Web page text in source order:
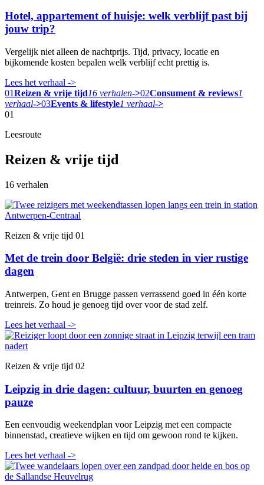
Hotel, appartement of huisje: welk verblijf past bij
jouw trip?
Vergelijk niet alleen de nachtprijs. Tijd, privacy, locatie en
bijkomende kosten bepalen welk verblijf echt prettig is.
Lees het verhaal ->
01Reizen & vrije tijd16 verhalen->02Consument & reviews1
verhaal->03Events & lifestyle1 verhaal->
01
Leesroute
Reizen & vrije tijd
16 verhalen
Reizen & vrije tijd 01
Met de trein door België: drie steden in vier rustige
dagen
Antwerpen, Gent en Brugge passen verrassend goed in één korte
treinreis. Zo houd je genoeg tijd over voor de stad zelf.
Lees het verhaal ->
Reizen & vrije tijd 02
Leipzig in drie dagen: cultuur, buurten en genoeg
pauze
Een eenvoudig weekendplan voor Leipzig met een compacte
binnenstad, creatieve wijken en tijd om gewoon rond te kijken.
Lees het verhaal ->